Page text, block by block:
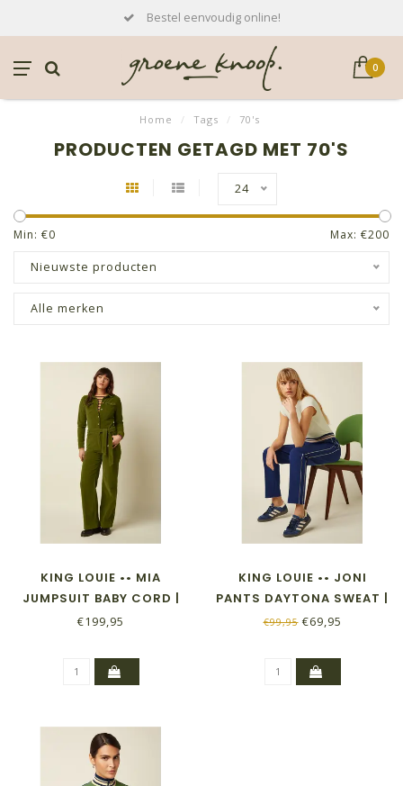
Bestel eenvoudig online!
0
Home / Tags / 70's
PRODUCTEN GETAGD MET 70'S
24
Min: €0 Max: €200
Nieuwste producten
Alle merken
KING LOUIE •• MIA
JUMPSUIT BABY CORD |
POSEY GREEN
€199,95
KING LOUIE •• JONI
PANTS DAYTONA SWEAT |
BEACON BLUE
€99,95€69,95